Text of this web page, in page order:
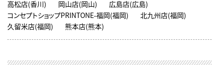
高松店(香川) 岡山店(岡山)
広島店(広島)
コンセプトショップPRINTONE-福岡(福岡)
北九州店(福岡)
久留米店(福岡)
熊本店(熊本)